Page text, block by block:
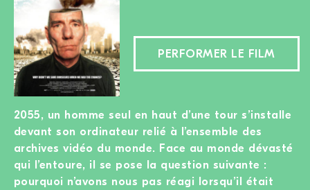
PERFORMER LE FILM
2055, un homme seul en haut d’une tour s’installe
devant son ordinateur relié à l’ensemble des
archives vidéo du monde. Face au monde dévasté
qui l’entoure, il se pose la question suivante :
pourquoi n’avons nous pas réagi lorsqu’il était